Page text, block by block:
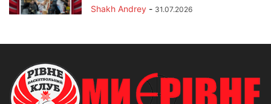
Shakh Andrey - 31.07.2026